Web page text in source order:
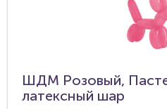
ШДМ Розовый,
латексный шар